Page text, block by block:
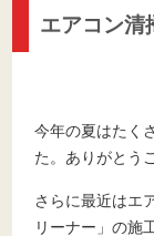
エアコン清
今年の夏はたく
た。ありがとう
さらに最近はエ
リーナー」の施